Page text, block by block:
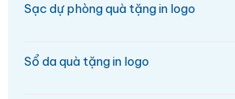
Sạc dự phòng quà tặng in logo
Sổ da quà tặng in logo